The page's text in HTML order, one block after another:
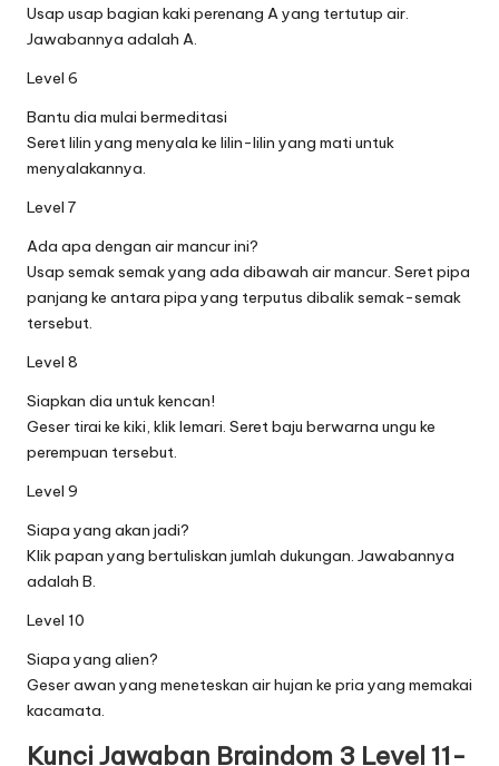
Usap usap bagian kaki perenang A yang tertutup air.
Jawabannya adalah A.
Level 6
Bantu dia mulai bermeditasi
Seret lilin yang menyala ke lilin-lilin yang mati untuk
menyalakannya.
Level 7
Ada apa dengan air mancur ini?
Usap semak semak yang ada dibawah air mancur. Seret pipa
panjang ke antara pipa yang terputus dibalik semak-semak
tersebut.
Level 8
Siapkan dia untuk kencan!
Geser tirai ke kiki, klik lemari. Seret baju berwarna ungu ke
perempuan tersebut.
Level 9
Siapa yang akan jadi?
Klik papan yang bertuliskan jumlah dukungan. Jawabannya
adalah B.
Level 10
Siapa yang alien?
Geser awan yang meneteskan air hujan ke pria yang memakai
kacamata.
Kunci Jawaban Braindom 3 Level 11-